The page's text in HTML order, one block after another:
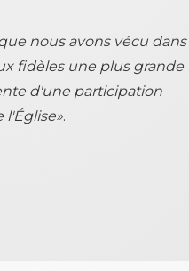
nous avons vécu dans
fidèles une plus grande
d'une participation
l'Église».